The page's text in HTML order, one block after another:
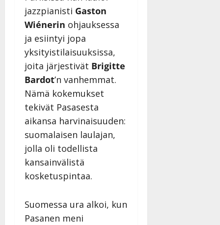
jazzpianisti Gaston
Wiénerin ohjauksessa
ja esiintyi jopa
yksityistilaisuuksissa,
joita järjestivät Brigitte
Bardot’n vanhemmat.
Nämä kokemukset
tekivät Pasasesta
aikansa harvinaisuuden:
suomalaisen laulajan,
jolla oli todellista
kansainvälistä
kosketuspintaa.
Suomessa ura alkoi, kun
Pasanen meni